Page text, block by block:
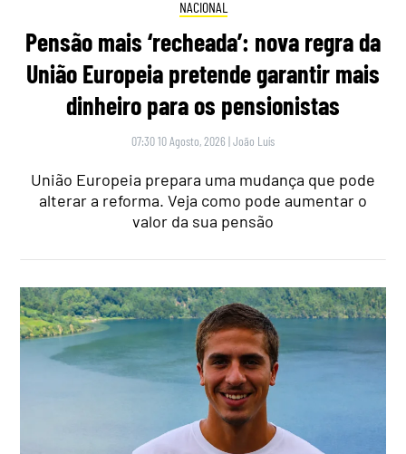
NACIONAL
Pensão mais ‘recheada’: nova regra da
União Europeia pretende garantir mais
dinheiro para os pensionistas
07:30 10 Agosto, 2026 |João Luís
União Europeia prepara uma mudança que pode
alterar a reforma. Veja como pode aumentar o
valor da sua pensão